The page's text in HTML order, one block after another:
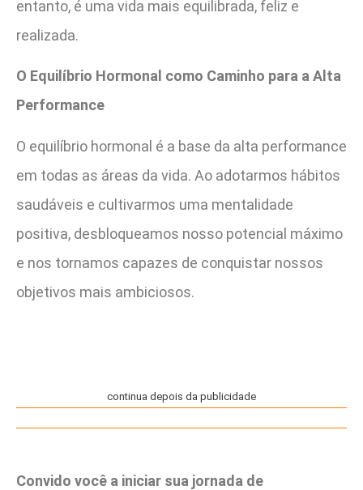
entanto, é uma vida mais equilibrada, feliz e
realizada.
O Equilíbrio Hormonal como Caminho para a Alta
Performance
O equilíbrio hormonal é a base da alta performance
em todas as áreas da vida. Ao adotarmos hábitos
saudáveis e cultivarmos uma mentalidade
positiva, desbloqueamos nosso potencial máximo
e nos tornamos capazes de conquistar nossos
objetivos mais ambiciosos.
continua depois da publicidade
Convido você a iniciar sua jornada de